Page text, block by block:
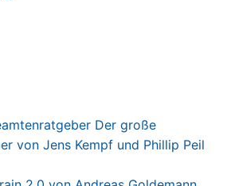
Der große
von Jens Kempf und Phillip Peil